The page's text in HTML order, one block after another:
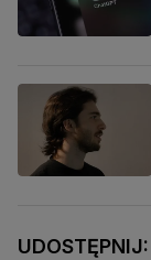
UDOSTĘPNIJ: